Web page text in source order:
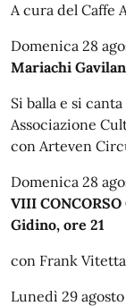
A cura del Caffe
Domenica 28
Mariachi
Si balla e si
Associazione
con Arteven
Domenica 28
VIII
Gidino, ore 21
con Frank
Lunedì 29 agosto